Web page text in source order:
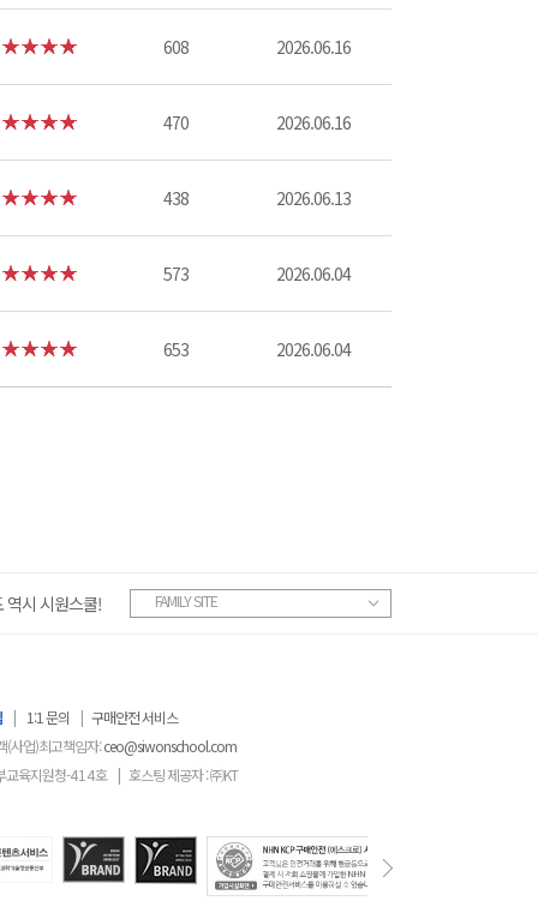
608 2026.06.16
470 2026.06.16
438 2026.06.13
573 2026.06.04
653 2026.06.04
역시 시원스쿨! FAMILY SITE
| 1:1 문의 | 구매안전 서비스
(사업)최고책임자:ceo@siwonschool.com
교육지원청-414호 | 호스팅 제공자 : ㈜KT